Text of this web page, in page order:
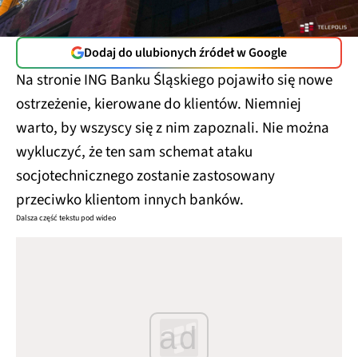
Dodaj do ulubionych źródeł w Google
Na stronie ING Banku Śląskiego pojawiło się nowe
ostrzeżenie, kierowane do klientów. Niemniej
warto, by wszyscy się z nim zapoznali. Nie można
wykluczyć, że ten sam schemat ataku
socjotechnicznego zostanie zastosowany
przeciwko klientom innych banków.
Dalsza część tekstu pod wideo
ad